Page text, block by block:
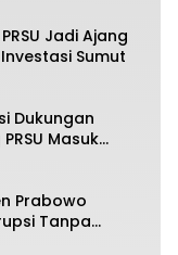
Jadi Ajang
Sumut
Dukungan
Masuk
Prabowo
Tanpa